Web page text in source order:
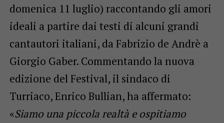
domenica 11 luglio) raccontando gli amori
ideali a partire dai testi di alcuni grandi
cantautori italiani, da Fabrizio de Andrè a
Giorgio Gaber. Commentando la nuova
edizione del Festival, il sindaco di
Turriaco, Enrico Bullian, ha affermato:
«Siamo una piccola realtà e ospitiamo